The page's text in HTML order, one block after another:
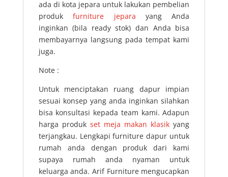
ada di kota jepara untuk lakukan pembelian
produkfurniture jepara yang Anda
inginkan (bila ready stok) dan Anda bisa
membayarnya langsung pada tempat kami
juga.
Note :
Untuk menciptakan ruang dapur impian
sesuai konsep yang anda inginkan silahkan
bisa konsultasi kepada team kami. Adapun
harga produk set meja makan klasik yang
terjangkau. Lengkapi furniture dapur untuk
rumah anda dengan produk dari kami
supaya rumah anda nyaman untuk
keluarga anda. Arif Furniture mengucapkan